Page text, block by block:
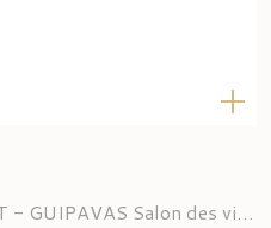
Lieu : Hôtel OCEANIA BREST - GUIPAVAS Salon des vignerons d